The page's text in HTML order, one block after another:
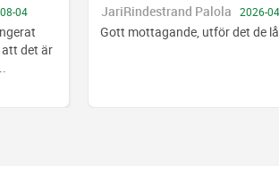
04
det är
JariRindestrand Palola 2026-
Gott mottagande, utför det de